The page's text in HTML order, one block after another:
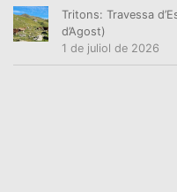
Tritons: Travessa
d’Agost)
1 de juliol de 2026